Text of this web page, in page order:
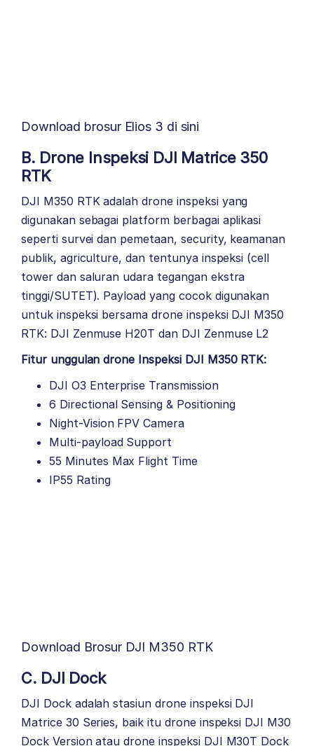
Download brosur Elios 3 di sini
B. Drone Inspeksi DJI Matrice 350
RTK
DJI M350 RTK adalah drone inspeksi yang
digunakan sebagai platform berbagai aplikasi
seperti survei dan pemetaan, security, keamanan
publik, agriculture, dan tentunya inspeksi (cell
tower dan saluran udara tegangan ekstra
tinggi/SUTET). Payload yang cocok digunakan
untuk inspeksi bersama drone inspeksi DJI M350
RTK: DJI Zenmuse H20T dan DJI Zenmuse L2
Fitur unggulan drone Inspeksi DJI M350 RTK:
DJI O3 Enterprise Transmission
6 Directional Sensing & Positioning
Night-Vision FPV Camera
Multi-payload Support
55 Minutes Max Flight Time
IP55 Rating
Download Brosur DJI M350 RTK
C. DJI Dock
DJI Dock adalah stasiun drone inspeksi DJI
Matrice 30 Series, baik itu drone inspeksi DJI M30
Dock Version atau drone inspeksi DJI M30T Dock